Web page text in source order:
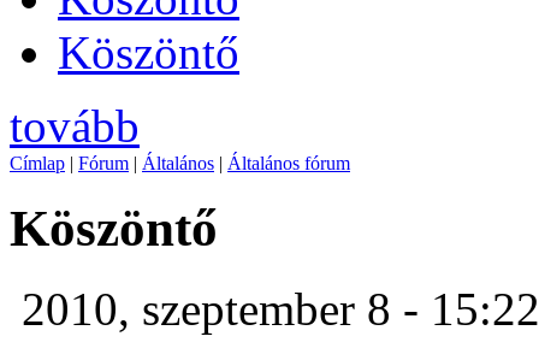
Köszöntő
tovább
Címlap | Fórum | Általános | Általános fórum
Köszöntő
2010, szeptember 8 -